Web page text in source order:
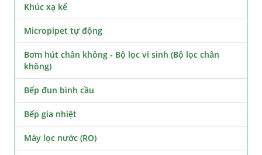
Khúc xạ kế
Micropipet tự động
Bơm hút chân không - Bộ lọc vi sinh (Bộ lọc chân
không)
Bếp đun bình cầu
Bếp gia nhiệt
Máy lọc nước (RO)